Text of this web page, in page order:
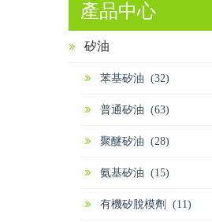
產品中心
矽油
苯基矽油 (32)
普通矽油 (63)
聚醚矽油 (28)
氨基矽油 (15)
有機矽脫模劑 (11)